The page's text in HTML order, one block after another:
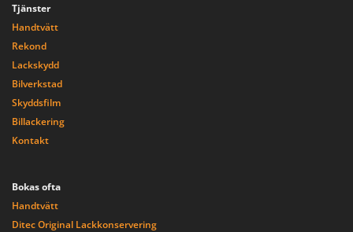
Tjänster
Handtvätt
Rekond
Lackskydd
Bilverkstad
Skyddsfilm
Billackering
Kontakt
Bokas ofta
Handtvätt
Ditec Original Lackkonservering